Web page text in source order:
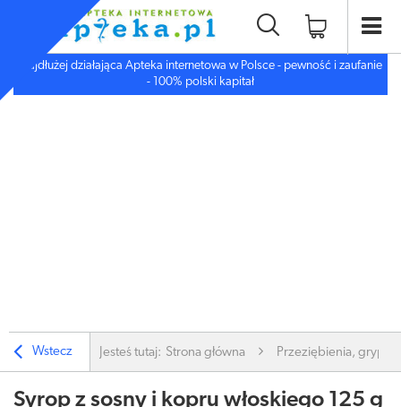
Najdłużej działająca Apteka internetowa w Polsce - pewność i zaufanie
- 100% polski kapitał
Wstecz Jesteś tutaj: Strona główna Przeziębienia, grypa
Syrop z sosny i kopru włoskiego 125 g